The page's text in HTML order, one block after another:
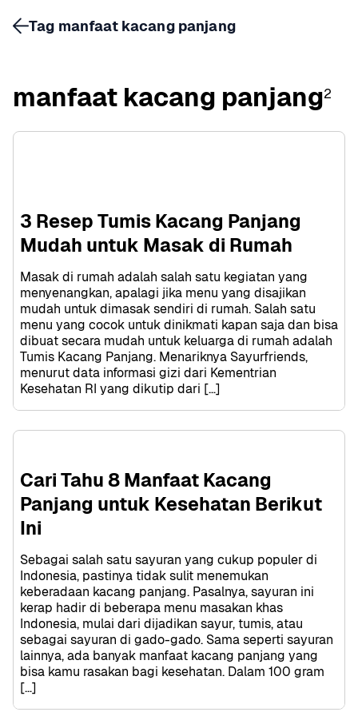
manfaat kacang panjang2
3 Resep Tumis Kacang Panjang
Mudah untuk Masak di Rumah
Masak di rumah adalah salah satu kegiatan yang
menyenangkan, apalagi jika menu yang disajikan
mudah untuk dimasak sendiri di rumah. Salah satu
menu yang cocok untuk dinikmati kapan saja dan bisa
dibuat secara mudah untuk keluarga di rumah adalah
Tumis Kacang Panjang. Menariknya Sayurfriends,
menurut data informasi gizi dari Kementrian
Kesehatan RI yang dikutip dari […]
Cari Tahu 8 Manfaat Kacang
Panjang untuk Kesehatan Berikut
Ini
Sebagai salah satu sayuran yang cukup populer di
Indonesia, pastinya tidak sulit menemukan
keberadaan kacang panjang. Pasalnya, sayuran ini
kerap hadir di beberapa menu masakan khas
Indonesia, mulai dari dijadikan sayur, tumis, atau
sebagai sayuran di gado-gado. Sama seperti sayuran
lainnya, ada banyak manfaat kacang panjang yang
bisa kamu rasakan bagi kesehatan. Dalam 100 gram
[…]
Tag manfaat kacang panjang